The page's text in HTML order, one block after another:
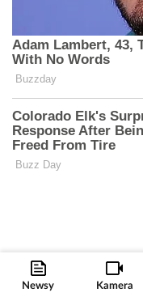
Newsy Kamera